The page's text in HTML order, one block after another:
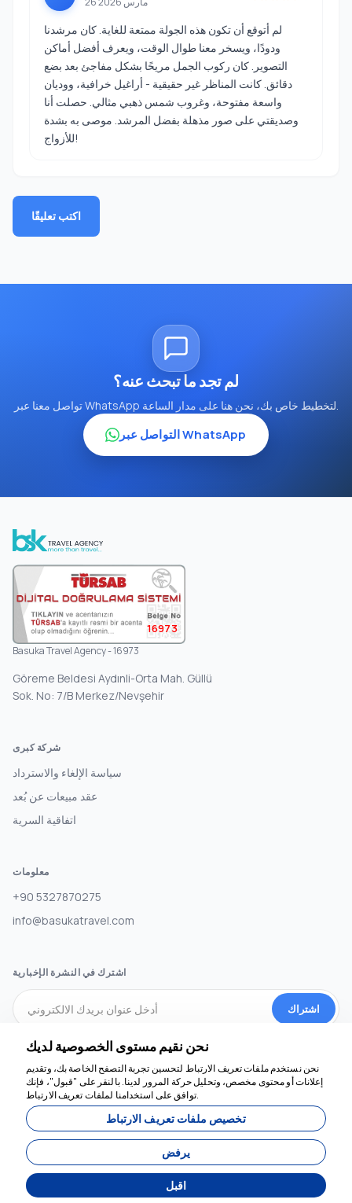
لم أتوقع أن تكون هذه الجولة ممتعة للغاية. كان مرشدنا
ودودًا، ويسخر معنا طوال الوقت، ويعرف أفضل أماكن
التصوير. كان ركوب الجمل مريحًا بشكل مفاجئ بعد بضع
دقائق. كانت المناظر غير حقيقية - أراغيل خرافية، ووديان
واسعة مفتوحة، وغروب شمس ذهبي مثالي. حصلت أنا
وصديقتي على صور مذهلة بفضل المرشد. موصى به بشدة
للأزواج!
اكتب تعليقًا
لم تجد ما تبحث عنه؟
تواصل معنا عبر WhatsApp لتخطيط خاص بك، نحن هنا على مدار الساعة.
التواصل عبر WhatsApp
16973
Basuka Travel Agency - 16973
Göreme Beldesi Aydınli-Orta Mah. Güllü
Sok. No: 7/B Merkez/Nevşehir
شركة كبرى
سياسة الإلغاء والاسترداد
عقد مبيعات عن بُعد
اتفاقية السرية
معلومات
+90 5327870275
info@basukatravel.com
اشترك في النشرة الإخبارية
اشتراك
وسائل التواصل الاجتماعي
نحن نقيم مستوى الخصوصية لديك
نحن نستخدم ملفات تعريف الارتباط لتحسين تجربة التصفح الخاصة بك، وتقديم
إعلانات أو محتوى مخصص، وتحليل حركة المرور لدينا. بالنقر على "قبول"، فإنك
توافق على استخدامنا لملفات تعريف الارتباط.
تخصيص ملفات تعريف الارتباط
يرفض
اقبل
نحن هنا للمساعدة